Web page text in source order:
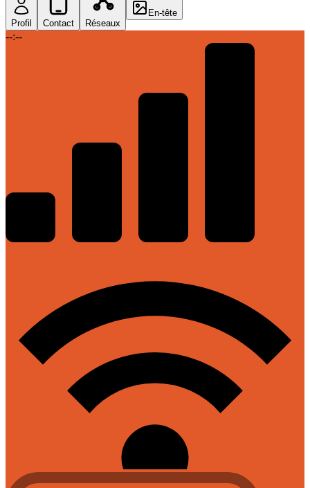
Profil Contact Réseaux
En-tête
--:--